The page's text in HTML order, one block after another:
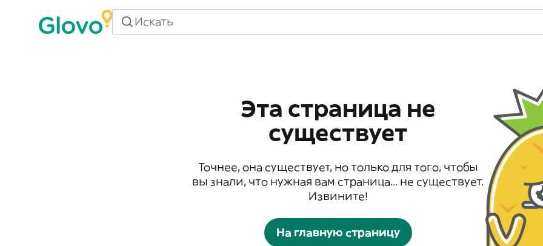
Эта страница не
существует
Точнее, она существует, но только для того, чтобы
вы знали, что нужная вам страница... не существует.
Извините!
На главную страницу